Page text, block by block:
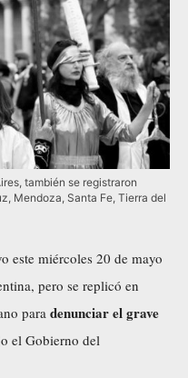
también se registraron
Mendoza, Santa Fe, Tierra del
este miércoles 20 de mayo
pero se replicó en
para denunciar el grave
el Gobierno del